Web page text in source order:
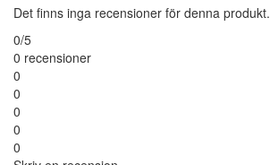
Det finns inga recensioner för denna produkt.
0/5
0 recensioner
0
0
0
0
0